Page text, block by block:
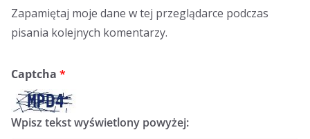
Zapamiętaj moje dane w tej przeglądarce podczas
pisania kolejnych komentarzy.
Captcha *
Wpisz tekst wyświetlony powyżej: